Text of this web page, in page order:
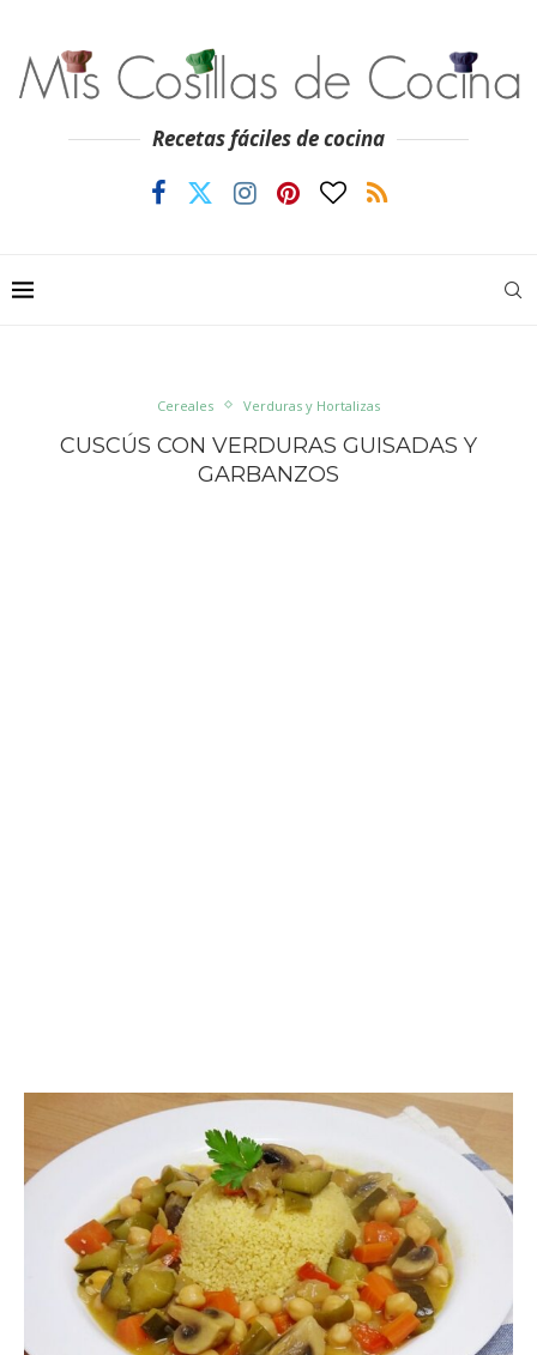
Recetas fáciles de cocina
Cereales Verduras y Hortalizas
CUSCÚS CON VERDURAS GUISADAS Y
GARBANZOS